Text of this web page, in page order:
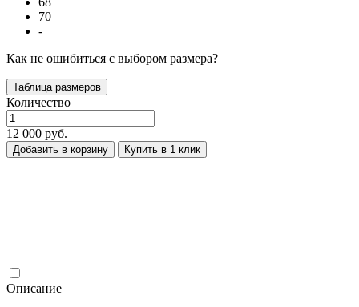
70
-
Как не ошибиться с выбором размера?
Таблица размеров
Количество
12 000 руб.
Добавить в корзину Купить в 1 клик
Описание